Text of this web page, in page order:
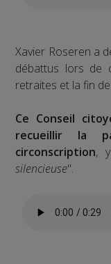
Xavier Roseren a
débattus lors de
retraites et la fin de
Ce Conseil
recueillir la
circonscription,
silencieuse".